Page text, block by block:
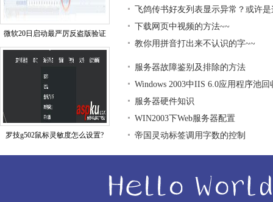
微软20日启动最严厉反盗版验证
罗技g502鼠标灵敏度怎么设置?
飞鸽传书好友列表显示异常？或许
下载网页中视频的方法~~
教你用拼音打出来不认识的字~~
服务器故障鉴别及排除的方法
Windows 2003中IIS 6.0应用程序池回
服务器硬件知识
WIN2003下Web服务器配置
帝国灵动标签调用字数的控制